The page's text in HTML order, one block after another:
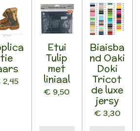
tie
Etui
Tulip
met
liniaal
€ 9,50
Biaisba
nd Oaki
Doki
Tricot
de luxe
jersy
€ 3,30